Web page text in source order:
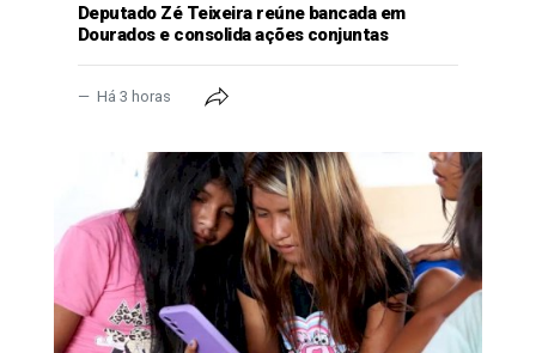
Deputado Zé Teixeira reúne bancada em
Dourados e consolida ações conjuntas
Há 3 horas